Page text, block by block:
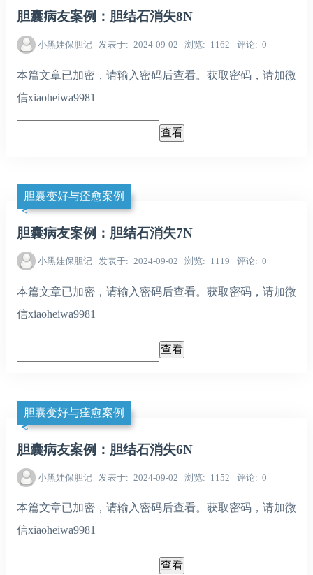
胆囊病友案例：胆结石消失8N
小黑娃保胆记 发表于 2024-09-02 浏览 1162 评论 0
本篇文章已加密，请输入密码后查看。获取密码，请加微
信xiaoheiwa9981
胆囊变好与痊愈案例
胆囊病友案例：胆结石消失7N
小黑娃保胆记 发表于 2024-09-02 浏览 1119 评论 0
本篇文章已加密，请输入密码后查看。获取密码，请加微
信xiaoheiwa9981
胆囊变好与痊愈案例
胆囊病友案例：胆结石消失6N
小黑娃保胆记 发表于 2024-09-02 浏览 1152 评论 0
本篇文章已加密，请输入密码后查看。获取密码，请加微
信xiaoheiwa9981